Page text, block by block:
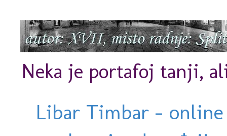
Neka je portafoj tanji,
Libar Timbar -